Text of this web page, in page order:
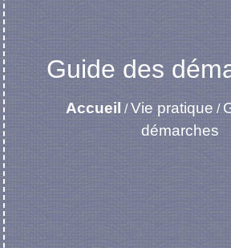
Guide des
Accueil /Vie pratique /
démarches